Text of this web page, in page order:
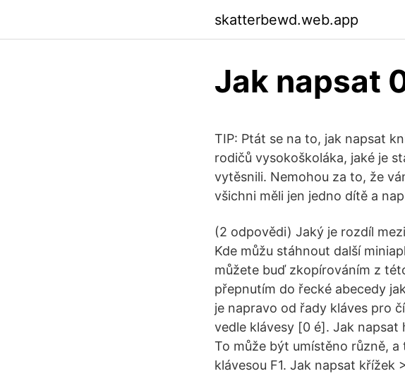
skatterbewd.web.app
Jak napsat
TIP: Ptát se na to, jak napsat
rodičů vysokoškoláka, jaké je
vytěsnili. Nemohou za to, že
všichni měli jen jedno dítě a
(2 odpovědi) Jaký je rozdíl
Kde můžu stáhnout další
můžete buď zkopírováním z
přepnutím do řecké abecedy
je napravo od řady kláves pro
vedle klávesy [0 é]. Jak napsat
To může být umístěno různě,
klávesou F1. Jak napsat křížek